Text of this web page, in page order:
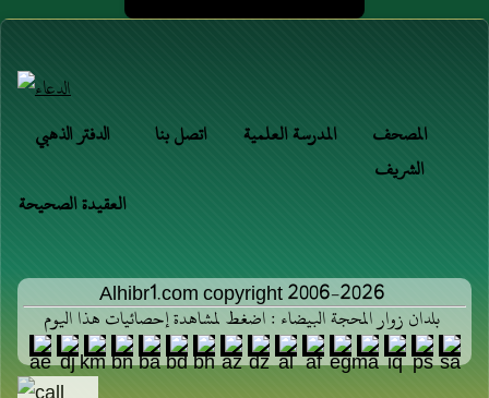
الدفتر الذهبي اتصل بنا المدرسة العلمية
المصحف
الشريف
العقيدة الصحيحة
Alhibr1.com copyright 2006-2026
بلدان زوار المحجة البيضاء : اضغط لمشاهدة إحصائيات هذا اليوم